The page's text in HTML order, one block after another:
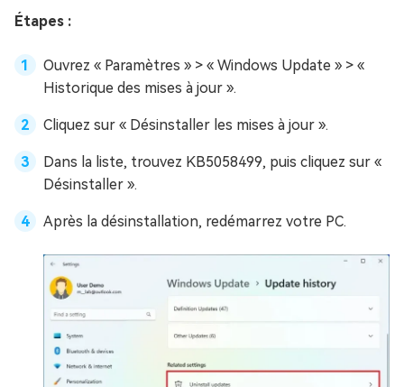
Étapes :
Ouvrez « Paramètres » > « Windows Update » > «
Historique des mises à jour ».
Cliquez sur « Désinstaller les mises à jour ».
Dans la liste, trouvez KB5058499, puis cliquez sur «
Désinstaller ».
Après la désinstallation, redémarrez votre PC.